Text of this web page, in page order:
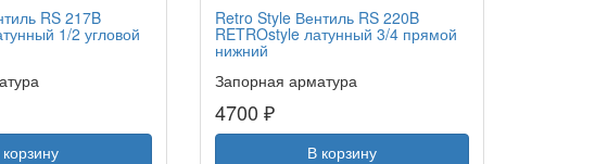
RS 217B
1/2 угловой
Retro Style Вентиль RS 220B
RETROstyle латунный 3/4 прямой
нижний
Запорная арматура
4700 ₽
В корзину